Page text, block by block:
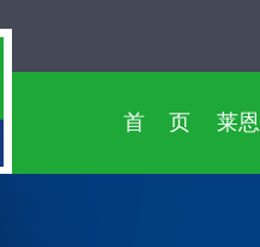
首 页 莱